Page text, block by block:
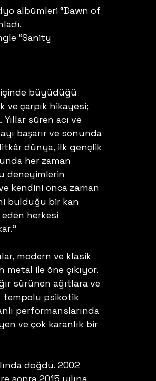
albümleri “Dawn of
“Sanity
içinde büyüdüğü
ve çarpık hikayesi;
süren acı ve
başarır ve sonunda
dünya, ilk gençlik
her zaman
deneyimlerin
kendini onca zaman
bulduğu bir kan
eden herkesi
modern ve klasik
ile öne çıkıyor.
sürünen ağıtlara ve
tempolu psikotik
performanslarında
ve çok karanlık bir
doğdu. 2002